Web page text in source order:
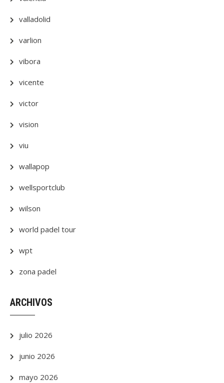
valladolid
varlion
vibora
vicente
victor
vision
viu
wallapop
wellsportclub
wilson
world padel tour
wpt
zona padel
ARCHIVOS
julio 2026
junio 2026
mayo 2026